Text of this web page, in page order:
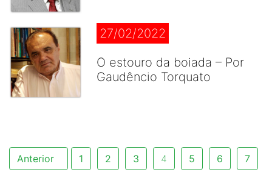
27/02/2022
O estouro da boiada – Por
Gaudêncio Torquato
Anterior 1 2 3 4 5 6 7